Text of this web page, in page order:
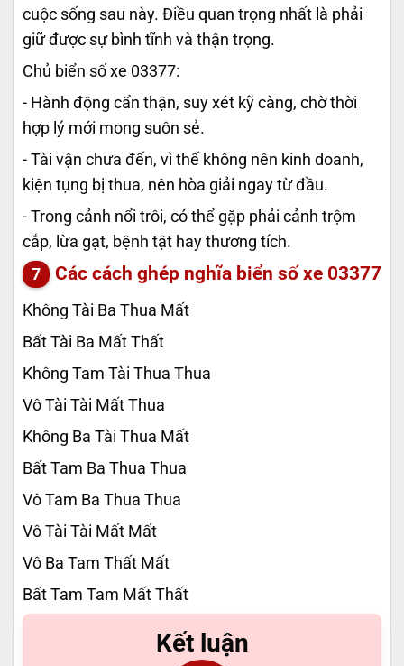
cuộc sống sau này. Điều quan trọng nhất là phải
giữ được sự bình tĩnh và thận trọng.
Chủ biển số xe 03377:
- Hành động cẩn thận, suy xét kỹ càng, chờ thời
hợp lý mới mong suôn sẻ.
- Tài vận chưa đến, vì thế không nên kinh doanh,
kiện tụng bị thua, nên hòa giải ngay từ đầu.
- Trong cảnh nổi trôi, có thể gặp phải cảnh trộm
cắp, lừa gạt, bệnh tật hay thương tích.
Các cách ghép nghĩa biển số xe 03377
Không Tài Ba Thua Mất
Bất Tài Ba Mất Thất
Không Tam Tài Thua Thua
Vô Tài Tài Mất Thua
Không Ba Tài Thua Mất
Bất Tam Ba Thua Thua
Vô Tam Ba Thua Thua
Vô Tài Tài Mất Mất
Vô Ba Tam Thất Mất
Bất Tam Tam Mất Thất
Kết luận